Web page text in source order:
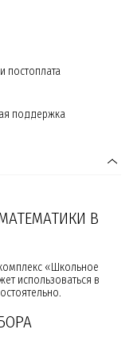
постоплата
поддержка
В
«Школьное
использоваться в